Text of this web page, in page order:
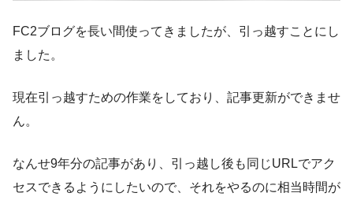
FC2ブログを長い間使ってきましたが、引っ越すことにし
ました。
現在引っ越すための作業をしており、記事更新ができませ
ん。
なんせ9年分の記事があり、引っ越し後も同じURLでアク
セスできるようにしたいので、それをやるのに相当時間が